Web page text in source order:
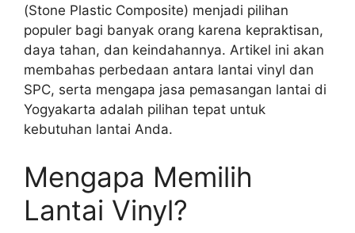
(Stone Plastic Composite) menjadi pilihan
populer bagi banyak orang karena kepraktisan,
daya tahan, dan keindahannya. Artikel ini akan
membahas perbedaan antara lantai vinyl dan
SPC, serta mengapa jasa pemasangan lantai di
Yogyakarta adalah pilihan tepat untuk
kebutuhan lantai Anda.
Mengapa Memilih
Lantai Vinyl?